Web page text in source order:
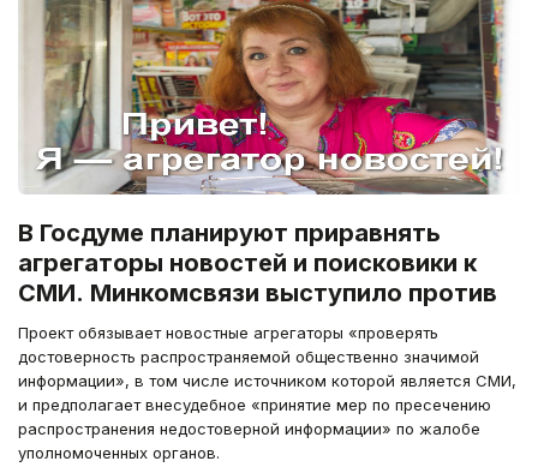
В Госдуме планируют приравнять
агрегаторы новостей и поисковики к
СМИ. Минкомсвязи выступило против
Проект обязывает новостные агрегаторы «проверять
достоверность распространяемой общественно значимой
информации», в том числе источником которой является СМИ,
и предполагает внесудебное «принятие мер по пресечению
распространения недостоверной информации» по жалобе
уполномоченных органов.